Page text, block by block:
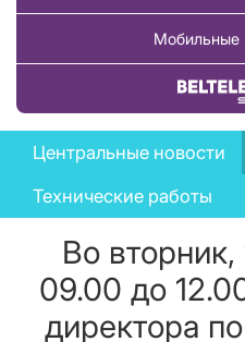
Мобильные
News
menu
Центральные новости
Технические работы
Во вторник,
09.00 до
директора